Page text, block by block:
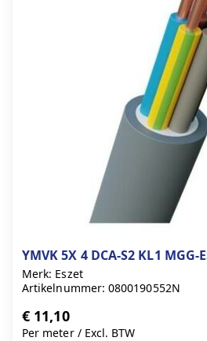
YMVK 5X 4 DCA-S2 KL1 MGG-
Merk: Eszet
Artikelnummer: 0800190552N
€ 11,10
Per meter/ Excl. BTW